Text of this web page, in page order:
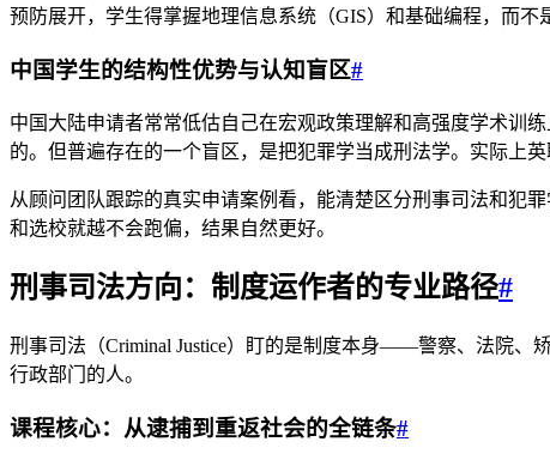
预防展开，学生得掌握地理信息系统（GIS）和基础编程，而
中国学生的结构性优势与认知盲区#
中国大陆申请者常常低估自己在宏观政策理解和高强度学术训
的。但普遍存在的一个盲区，是把犯罪学当成刑法学。实际上
从顾问团队跟踪的真实申请案例看，能清楚区分刑事司法和犯
和选校就越不会跑偏，结果自然更好。
刑事司法方向：制度运作者的专业路径#
刑事司法（Criminal Justice）盯的是制度本身——警察、法院、
行政部门的人。
课程核心：从逮捕到重返社会的全链条#